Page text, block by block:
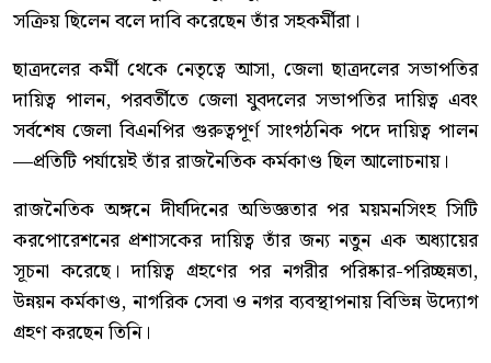
সক্রিয় ছিলেন বলে দাবি করেছেন তাঁর সহকর্মীরা।
ছাত্রদলের কর্মী থেকে নেতৃত্বে আসা, জেলা ছাত্রদলের সভাপতির
দায়িত্ব পালন, পরবর্তীতে জেলা যুবদলের সভাপতির দায়িত্ব এবং
সর্বশেষ জেলা বিএনপির গুরুত্বপূর্ণ সাংগঠনিক পদে দায়িত্ব পালন
—প্রতিটি পর্যায়েই তাঁর রাজনৈতিক কর্মকাণ্ড ছিল আলোচনায়।
রাজনৈতিক অঙ্গনে দীর্ঘদিনের অভিজ্ঞতার পর ময়মনসিংহ সিটি
করপোরেশনের প্রশাসকের দায়িত্ব তাঁর জন্য নতুন এক অধ্যায়ের
সূচনা করেছে। দায়িত্ব গ্রহণের পর নগরীর পরিষ্কার-পরিচ্ছন্নতা,
উন্নয়ন কর্মকাণ্ড, নাগরিক সেবা ও নগর ব্যবস্থাপনায় বিভিন্ন উদ্যোগ
গ্রহণ করছেন তিনি।